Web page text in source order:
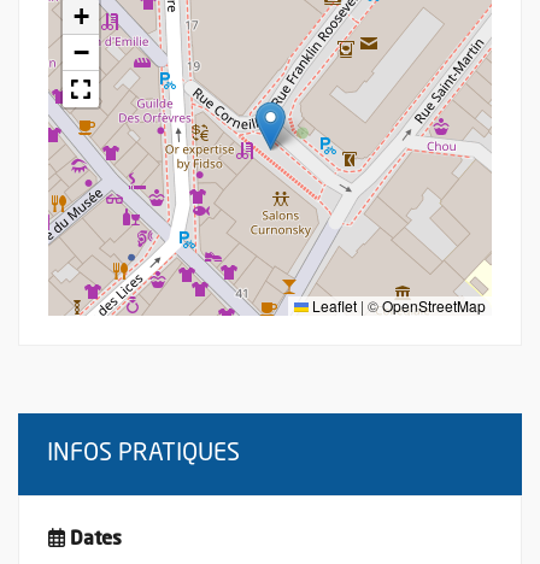
+
−
Leaflet | ©OpenStreetMap
INFOS PRATIQUES
Dates